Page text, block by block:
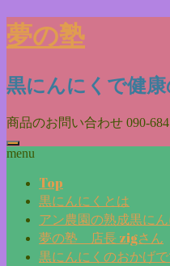
Skip
to
content
夢の塾
黒にんにくで健康
商品のお問い合わせ 090-
menu
Top
黒にんにくとは
アン農園の熟成黒にん
夢の塾 店長 zigさん
黒にんにくのおかげ